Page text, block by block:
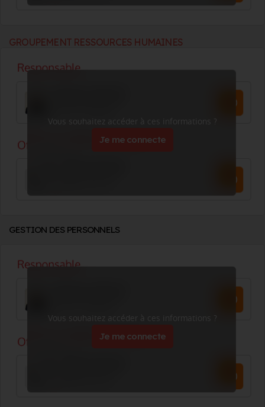
GROUPEMENT RESSOURCES HUMAINES
Vous souhaitez accéder à ces informations ?
Je me connecte
GESTION DES PERSONNELS
Vous souhaitez accéder à ces informations ?
Je me connecte